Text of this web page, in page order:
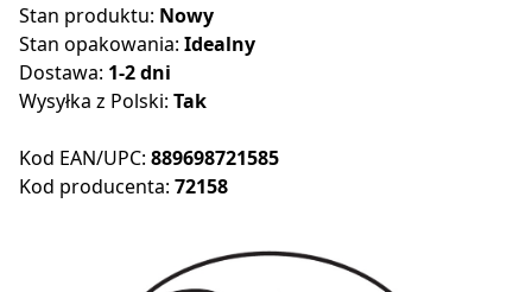
Stan produktu: Nowy
Stan opakowania: Idealny
Dostawa: 1-2 dni
Wysyłka z Polski: Tak
Kod EAN/UPC: 889698721585
Kod producenta: 72158